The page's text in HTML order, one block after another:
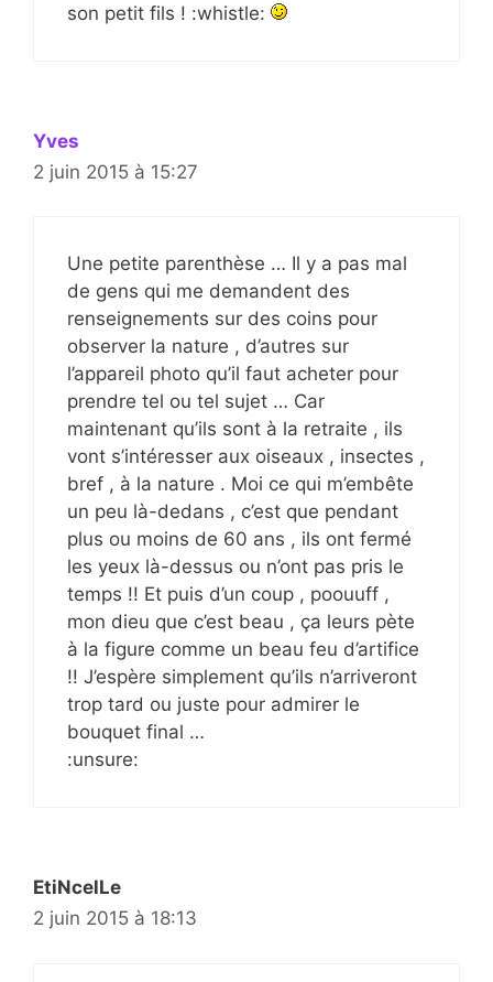
son petit fils ! :whistle:
Yves
2 juin 2015 à 15:27
Une petite parenthèse … Il y a pas mal
de gens qui me demandent des
renseignements sur des coins pour
observer la nature , d’autres sur
l’appareil photo qu’il faut acheter pour
prendre tel ou tel sujet … Car
maintenant qu’ils sont à la retraite , ils
vont s’intéresser aux oiseaux , insectes ,
bref , à la nature . Moi ce qui m’embête
un peu là-dedans , c’est que pendant
plus ou moins de 60 ans , ils ont fermé
les yeux là-dessus ou n’ont pas pris le
temps !! Et puis d’un coup , poouuff ,
mon dieu que c’est beau , ça leurs pète
à la figure comme un beau feu d’artifice
!! J’espère simplement qu’ils n’arriveront
trop tard ou juste pour admirer le
bouquet final …
:unsure:
EtiNcelLe
2 juin 2015 à 18:13